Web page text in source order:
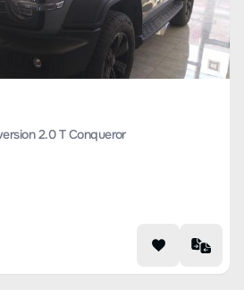
2.0 T Conqueror